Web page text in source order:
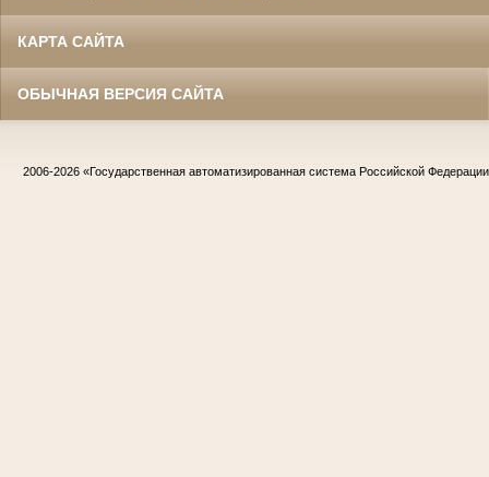
КАРТА САЙТА
ОБЫЧНАЯ ВЕРСИЯ САЙТА
2006-2026 «Государственная автоматизированная система Российской